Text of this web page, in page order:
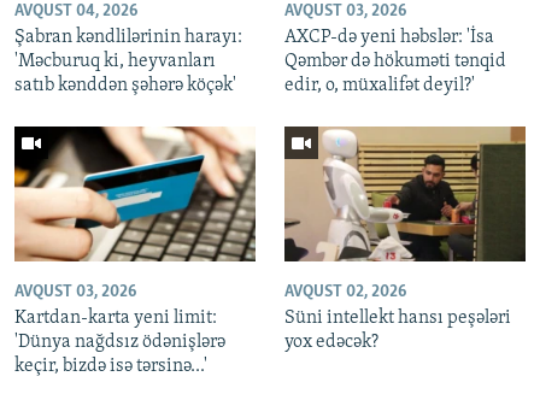
AVQUST 04, 2026
Şabran kəndlilərinin harayı:
'Məcburuq ki, heyvanları
satıb kənddən şəhərə köçək'
AVQUST 03, 2026
AXCP-də yeni həbslər: 'İsa
Qəmbər də hökuməti tənqid
edir, o, müxalifət deyil?'
AVQUST 03, 2026
Kartdan-karta yeni limit:
'Dünya nağdsız ödənişlərə
keçir, bizdə isə tərsinə...'
AVQUST 02, 2026
Süni intellekt hansı peşələri
yox edəcək?